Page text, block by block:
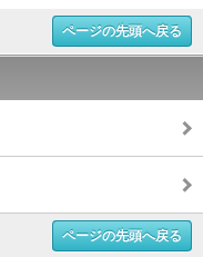
ページの先頭へ戻る
ページの先頭へ戻る